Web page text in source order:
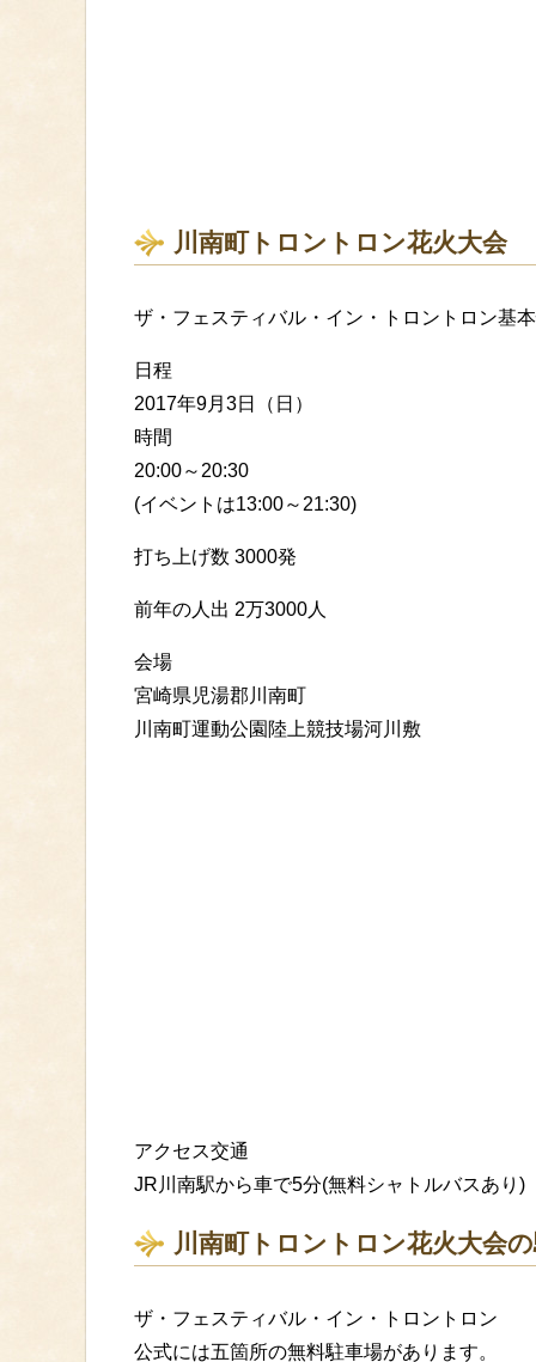
川南町トロントロン花火大会
ザ・フェスティバル・イン・トロントロン基
日程
2017年9月3日（日）
時間
20:00～20:30
(イベントは13:00～21:30)
打ち上げ数 3000発
前年の人出 2万3000人
会場
宮崎県児湯郡川南町
川南町運動公園陸上競技場河川敷
アクセス交通
JR川南駅から車で5分(無料シャトルバスあり)
川南町トロントロン花火大会
ザ・フェスティバル・イン・トロントロン
公式には五箇所の無料駐車場があります。